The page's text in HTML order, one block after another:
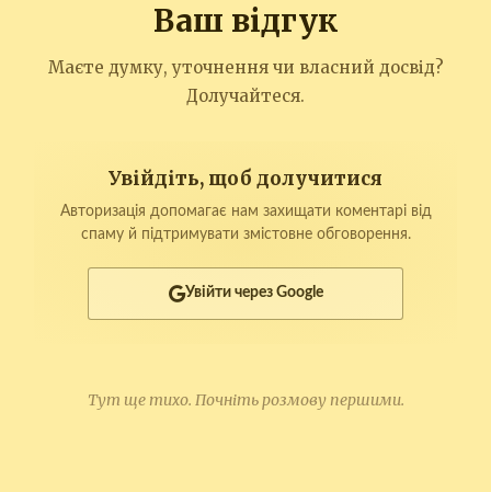
Ваш відгук
Маєте думку, уточнення чи власний досвід?
Долучайтеся.
Увійдіть, щоб долучитися
Авторизація допомагає нам захищати коментарі від
спаму й підтримувати змістовне обговорення.
Увійти через Google
Тут ще тихо. Почніть розмову першими.